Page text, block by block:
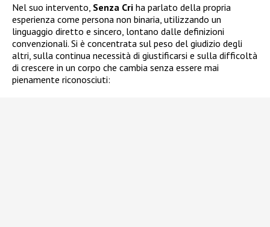
Nel suo intervento, Senza Cri ha parlato della propria
esperienza come persona non binaria, utilizzando un
linguaggio diretto e sincero, lontano dalle definizioni
convenzionali. Si è concentrata sul peso del giudizio degli
altri, sulla continua necessità di giustificarsi e sulla difficoltà
di crescere in un corpo che cambia senza essere mai
pienamente riconosciuti: